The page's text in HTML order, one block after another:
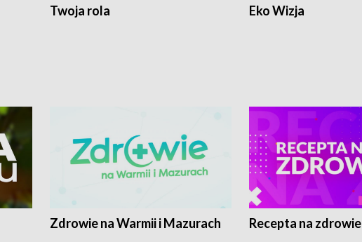
Twoja rola Eko Wizja
Zdrowie na Warmii i Mazurach Recepta na zdrowie